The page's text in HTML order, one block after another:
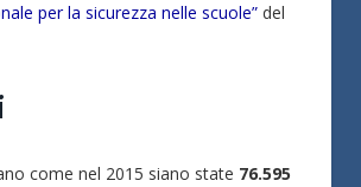
per la sicurezza nelle scuole” del
come nel 2015 siano state 76.595